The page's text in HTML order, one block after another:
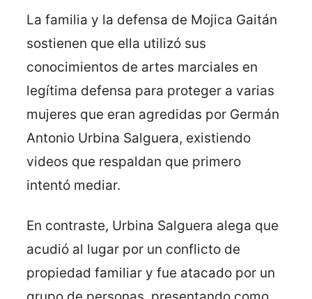
La familia y la defensa de Mojica Gaitán
sostienen que ella utilizó sus
conocimientos de artes marciales en
legítima defensa para proteger a varias
mujeres que eran agredidas por Germán
Antonio Urbina Salguera, existiendo
videos que respaldan que primero
intentó mediar.
En contraste, Urbina Salguera alega que
acudió al lugar por un conflicto de
propiedad familiar y fue atacado por un